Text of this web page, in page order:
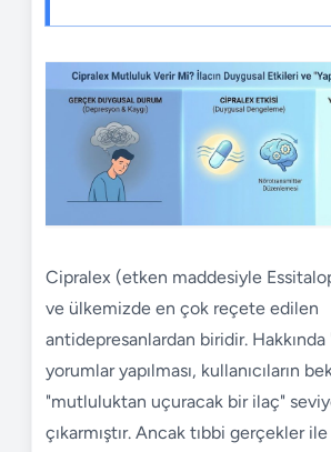
Cipralex (etken maddesiyle
ve ülkemizde en çok reçete edilen
antidepresanlardan biridir.
yorumlar yapılması, kullanıcıların
"mutluluktan uçuracak bir ilaç"
çıkarmıştır. Ancak tıbbi gerçekler